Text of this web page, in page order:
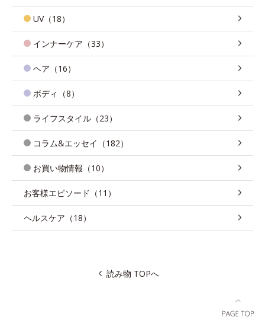
UV（18）
インナーケア（33）
ヘア（16）
ボディ（8）
ライフスタイル（23）
コラム&エッセイ（182）
お買い物情報（10）
お客様エピソード（11）
ヘルスケア（18）
読み物 TOPへ